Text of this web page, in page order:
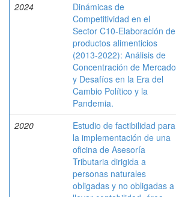
2024
Dinámicas de
Competitividad en el
Sector C10-Elaboración de
productos alimenticios
(2013-2022): Análisis de
Concentración de Mercado
y Desafíos en la Era del
Cambio Político y la
Pandemia.
2020
Estudio de factibilidad para
la implementación de una
oficina de Asesoría
Tributaria dirigida a
personas naturales
obligadas y no obligadas a